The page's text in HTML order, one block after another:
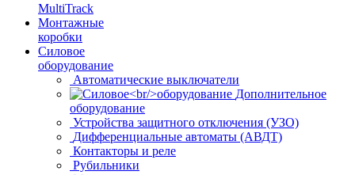
MultiTrack
Монтажные
коробки
Силовое
оборудование
Автоматические выключатели
Дополнительное
оборудование
Устройства защитного отключения (УЗО)
Дифференциальные автоматы (АВДТ)
Контакторы и реле
Рубильники